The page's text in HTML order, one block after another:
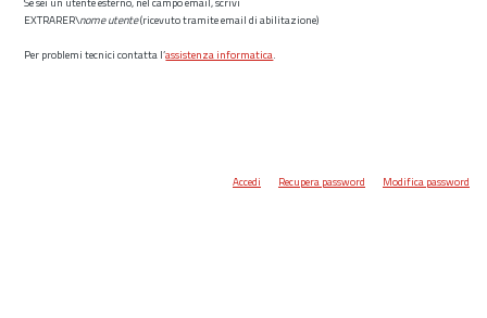
EXTRARER\nome utente(ricevuto tramite email di abilitazione)
Per problemi tecnici contatta l’assistenza informatica.
Accedi Recupera password Modifica password